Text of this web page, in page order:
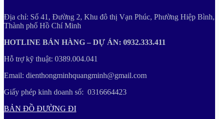
Địa chỉ: Số 41, Đường 2, Khu đô thị Vạn Phúc, Phường Hiệp Bình,
Thành phố Hồ Chí Minh
HOTLINE BÁN HÀNG – DỰ ÁN: 0932.333.411
Hỗ trợ kỹ thuật: 0389.004.041
Email: dienthongminhquangminh@gmail.com
Giấy phép kinh doanh số: 0316664423
BẢN ĐỒ ĐƯỜNG ĐI